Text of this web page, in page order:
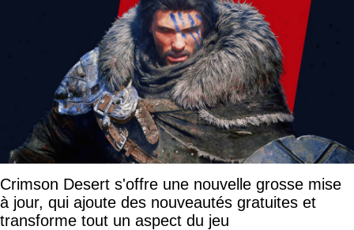
Crimson Desert s'offre une nouvelle grosse mise
à jour, qui ajoute des nouveautés gratuites et
transforme tout un aspect du jeu